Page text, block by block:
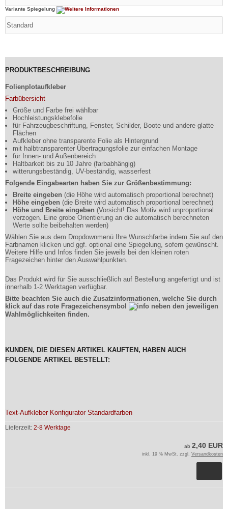
Variante Spiegelung
PRODUKTBESCHREIBUNG
Folienplotaufkleber
Farbübersicht
Größe und Farbe frei wählbar
Hochleistungsklebefolie
für Fahrzeugbeschriftung, Fenster, Schilder, Boote und andere glatte
Flächen
Aufkleber ohne transparente Folie als Hintergrund
mit halbtransparenter Übertragungsfolie zur einfachen Montage
für Innen- und Außenbereich
Haltbarkeit bis zu 10 Jahre (farbabhängig)
witterungsbeständig, UV-beständig, wasserfest
Folgende Eingabearten haben Sie zur Größenbestimmung:
Breite eingeben (die Höhe wird automatisch proportional berechnet)
Höhe eingeben (die Breite wird automatisch proportional berechnet)
Höhe und Breite eingeben (Vorsicht! Das Motiv wird unproportional
verzogen. Eine grobe Orientierung an die automatisch berechneten
Werte sollte beibehalten werden)
Wählen Sie aus dem Dropdownmenü Ihre Wunschfarbe indem Sie auf den
Farbnamen klicken und ggf. optional eine Spiegelung, sofern gewünscht.
Weitere Hilfe und Infos finden Sie jeweils bei den kleinen roten
Fragezeichen hinter den Auswahlpunkten.
Das Produkt wird für Sie ausschließlich auf Bestellung angefertigt und ist
innerhalb 1-2 Werktagen verfügbar.
Bitte beachten Sie auch die Zusatzinformationen, welche Sie durch
klick auf das rote Fragezeichensymbol
neben den jeweiligen
Wahlmöglichkeiten finden.
KUNDEN, DIE DIESEN ARTIKEL KAUFTEN, HABEN AUCH
FOLGENDE ARTIKEL BESTELLT:
Text-Aufkleber Konfigurator Standardfarben
Lieferzeit: 2-8 Werktage
ab 2,40 EUR
inkl. 19 % MwSt. zzgl. Versandkosten